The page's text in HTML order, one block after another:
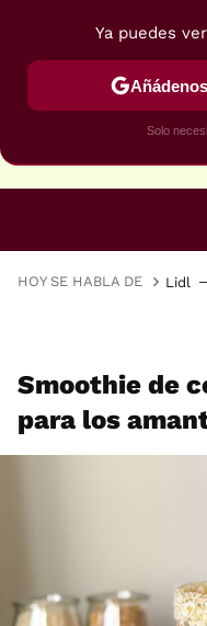
HOY SE HABLA DE Lidl
Smoothie de
para los
Ya puedes
Solo